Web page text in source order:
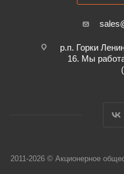
р.п. Горки
16. Мы
2011-2026 © Акционерное